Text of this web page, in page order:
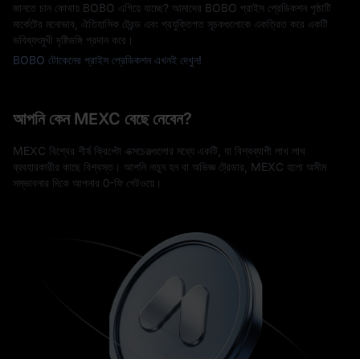
জানতে চান কোথায় BOBO এগিয়ে যাচ্ছে? আমাদের BOBO প্রাইস প্রেডিকশন পৃষ্ঠাটি
মার্কেটের মনোভাব, ঐতিহাসিক ট্রেন্ড এবং প্রযুক্তিগত সূচকগুলোকে একত্রিত করে একটি
ভবিষ্যৎমুখী দৃষ্টিভঙ্গি প্রদান করে।
BOBO টোকেনের প্রাইস প্রেডিকশন এখনই দেখুন!
আপনি কেন MEXC বেছে নেবেন?
MEXC বিশ্বের শীর্ষ ক্রিপ্টো এক্সচেঞ্জগুলোর মধ্যে একটি, যা বিশ্বব্যাপী লাখ লাখ
ব্যবহারকারীর কাছে বিশ্বস্ত। আপনি নতুন হন বা অভিজ্ঞ ট্রেডার, MEXC হলো অসীম
সম্ভাবনার দিকে আপনার 0-ফি গেটওয়ে।